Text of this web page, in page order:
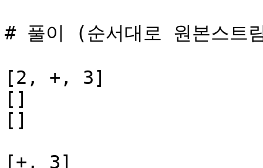
# 풀이 (순서대로 원본스트
[2, +, 3]
[]
[]
[+, 3]